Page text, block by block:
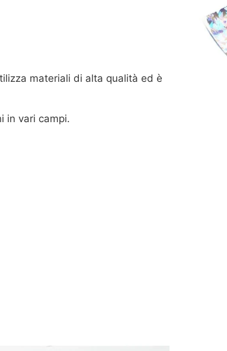
materiali di alta qualità ed è
in vari campi.